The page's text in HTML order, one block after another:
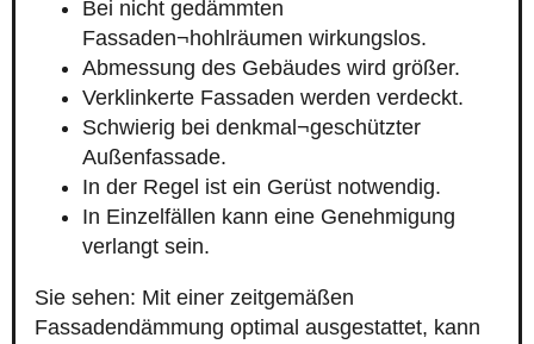
Bei nicht gedämmten
Fassaden¬hohlräumen wirkungslos.
Abmessung des Gebäudes wird größer.
Verklinkerte Fassaden werden verdeckt.
Schwierig bei denkmal¬geschützter
Außenfassade.
In der Regel ist ein Gerüst notwendig.
In Einzelfällen kann eine Genehmigung
verlangt sein.
Sie sehen: Mit einer zeitgemäßen
Fassadendämmung optimal ausgestattet, kann